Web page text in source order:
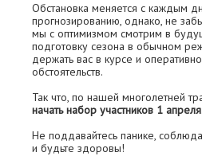
Обстановка меняется с каждым
прогнозированию, однако, не
мы с оптимизмом смотрим в
подготовку сезона в обычном
держать вас в курсе и
обстоятельств.
Так что, по нашей многолетней
начать набор участников 1 апреля
Не поддавайтесь панике,
и будьте здоровы!